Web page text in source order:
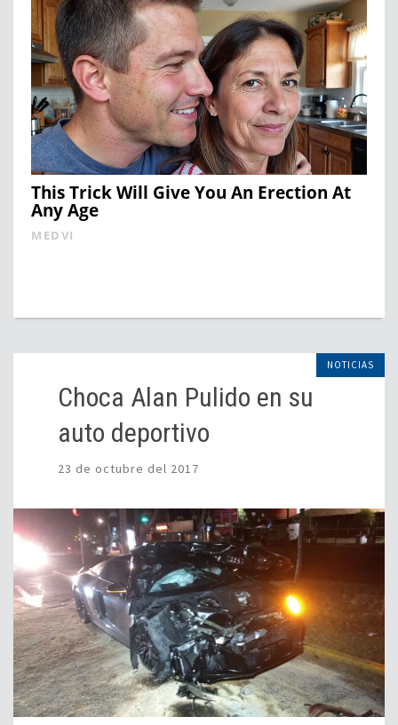
This Trick Will Give You An Erection At
Any Age
MEDVI
NOTICIAS
Choca Alan Pulido en su
auto deportivo
23 de octubre del 2017